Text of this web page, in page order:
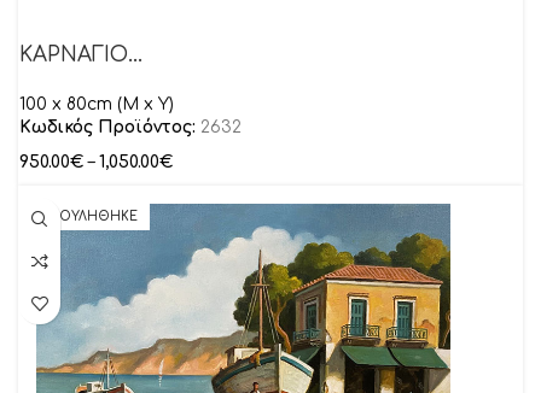
ΚΑΡΝΑΓΙΟ…
100 x 80cm (M x Y)
Κωδικός Προϊόντος: 2632
950.00€ – 1,050.00€
ΠΟΥΛΗΘΗΚΕ